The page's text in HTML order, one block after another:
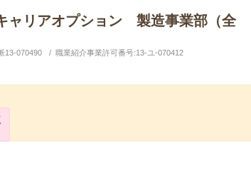
ャリアオプション 製造事業部（全
13-070490 職業紹介事業許可番号:13-ユ-070412